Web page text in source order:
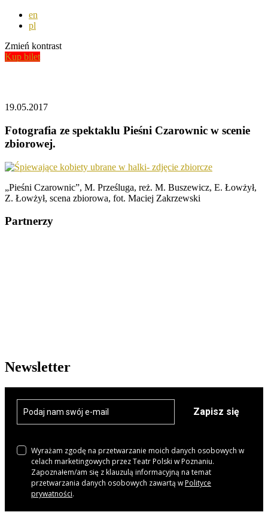
en
pl
Zmień kontrast
Kup bilet
19.05.2017
Fotografia ze spektaklu Pieśni Czarownic w scenie
zbiorowej.
„Pieśni Czarownic”, M. Prześluga, reż. M. Buszewicz, E. Łowżył,
Z. Łowżył, scena zbiorowa, fot. Maciej Zakrzewski
Partnerzy
Newsletter
Zapisz się
Wyrażam zgodę na przetwarzanie moich danych osobowych w
celach marketingowych przez Teatr Polski w Poznaniu.
Zapoznałem/am się z klauzulą informacyjną na temat
przetwarzania danych osobowych zawartą wPolityce
prywatności.